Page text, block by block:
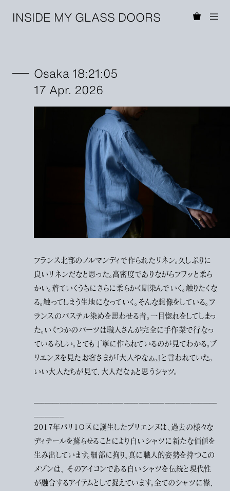
INSIDE MY GLASS DOORS
Osaka 18:21:05
17 Apr. 2026
フランス北部のノルマンディで作られたリネン。久しぶりに
良いリネンだなと思った。高密度でありながらフワッと柔ら
かい。着ていくうちにさらに柔らかく馴染んでいく。触りたくな
る。触ってしまう生地になっていく。そんな想像をしている。フ
ランスのパステル染めを思わせる青。一目惚れをしてしまっ
た。いくつかのパーツは職人さんが完全に手作業で行なっ
ているらしい。とても丁寧に作られているのが見てわかる。ブ
リエンヌを見たお客さまが『大人やなぁ。』と言われていた。
いい大人たちが見て、大人だなぁと思うシャツ。
2017年パリ１０区に誕生したブリエンヌは、過去の様々な
ディテールを蘇らせることにより白いシャツに新たな価値を
生み出しています。細部に拘り、真に職人的姿勢を持つこの
メゾンは、 そのアイコンである白いシャツを伝統と現代性
が融合するアイテムとして捉えています。全てのシャツに襟、